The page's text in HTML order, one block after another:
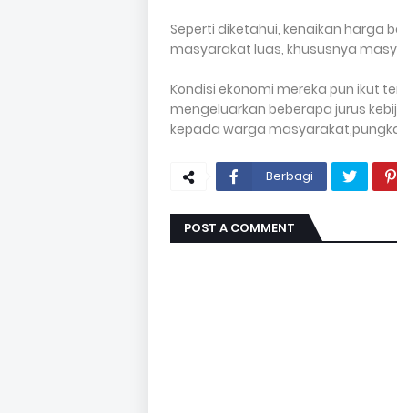
Seperti diketahui, kenaikan harga
masyarakat luas, khususnya
Kondisi ekonomi mereka pun ikut
mengeluarkan beberapa jurus
kepada warga
Berbagi
POST A COMMENT